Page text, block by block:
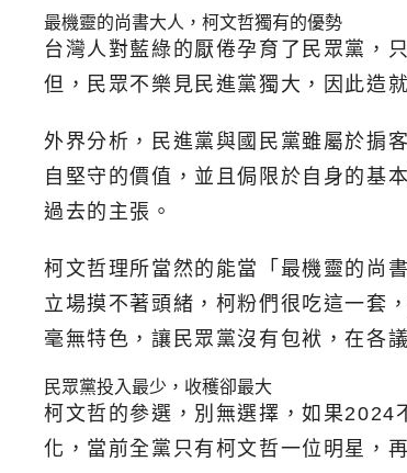
最機靈的尚書大人，柯文哲獨有的優勢
台灣人對藍綠的厭倦孕育了民眾黨，
但，民眾不樂見民進黨獨大，因此造
外界分析，民進黨與國民黨雖屬於掮
自堅守的價值，並且侷限於自身的基
過去的主張。
柯文哲理所當然的能當「最機靈的尚
立場摸不著頭緒，柯粉們很吃這一套
毫無特色，讓民眾黨沒有包袱，在各
民眾黨投入最少，收穫卻最大
柯文哲的參選，別無選擇，如果2024
化，當前全黨只有柯文哲一位明星，